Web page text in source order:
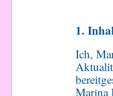
1.
Ich,
Marina